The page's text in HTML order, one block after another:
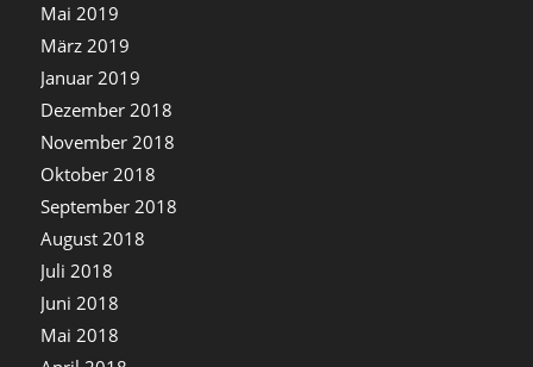
Mai 2019
März 2019
Januar 2019
Dezember 2018
November 2018
Oktober 2018
September 2018
August 2018
Juli 2018
Juni 2018
Mai 2018